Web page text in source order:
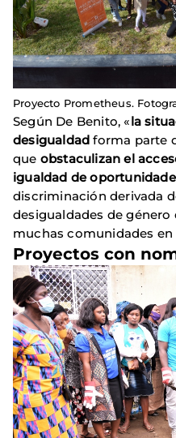
Proyecto Prometheus.
Según De Benito, «la
desigualdadforma parte
que obstaculizan el
igualdad de
discriminación derivada
desigualdades de
muchas comunidades en
Proyectos con